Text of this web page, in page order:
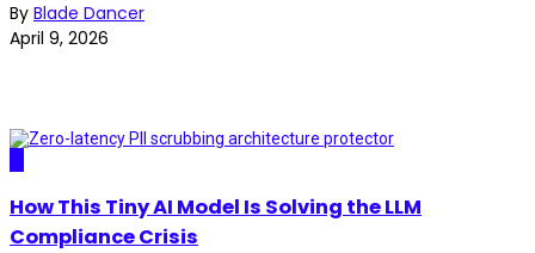
By Blade Dancer
April 9, 2026
How This Tiny AI Model Is Solving the LLM
Compliance Crisis